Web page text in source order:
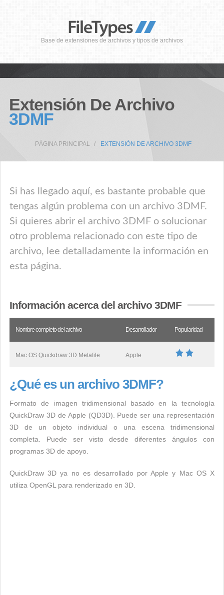
Base de extensiones de archivos y tipos de archivos
Extensión De Archivo
3DMF
PÁGINA PRINCIPAL EXTENSIÓN DE ARCHIVO 3DMF
Si has llegado aquí, es bastante probable que
tengas algún problema con un archivo 3DMF.
Si quieres abrir el archivo 3DMF o solucionar
otro problema relacionado con este tipo de
archivo, lee detalladamente la información en
esta página.
Información acerca del archivo 3DMF
Nombre completo del archivo Desarrollador Popularidad
Mac OS Quickdraw 3D Metafile Apple
¿Qué es un archivo 3DMF?
Formato de imagen tridimensional basado en la tecnología
QuickDraw 3D de Apple (QD3D). Puede ser una representación
3D de un objeto individual o una escena tridimensional
completa. Puede ser visto desde diferentes ángulos con
programas 3D de apoyo.
QuickDraw 3D ya no es desarrollado por Apple y Mac OS X
utiliza OpenGL para renderizado en 3D.